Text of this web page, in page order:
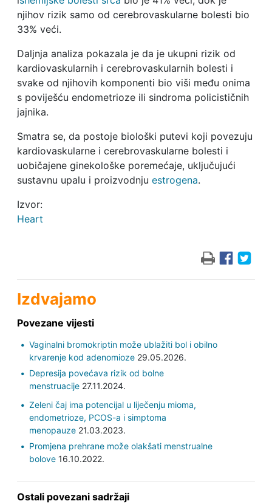
njihov rizik samo od cerebrovaskularne bolesti bio
33% veći.
Daljnja analiza pokazala je da je ukupni rizik od
kardiovaskularnih i cerebrovaskularnih bolesti i
svake od njihovih komponenti bio viši među onima
s poviješću endometrioze ili sindroma policističnih
jajnika.
Smatra se, da postoje biološki putevi koji povezuju
kardiovaskularne i cerebrovaskularne bolesti i
uobičajene ginekološke poremećaje, uključujući
sustavnu upalu i proizvodnju estrogena.
Izvor:
Heart
Izdvajamo
Povezane vijesti
Vaginalni bromokriptin može ublažiti bol i obilno
krvarenje kod adenomioze29.05.2026.
Depresija povećava rizik od bolne
menstruacije27.11.2024.
Zeleni čaj ima potencijal u liječenju mioma,
endometrioze, PCOS-a i simptoma
menopauze21.03.2023.
Promjena prehrane može olakšati menstrualne
bolove16.10.2022.
Ostali povezani sadržaji